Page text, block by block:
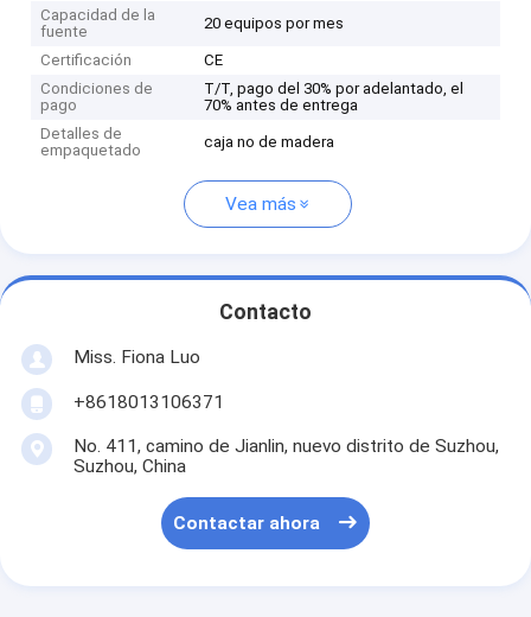
Capacidad de la
fuente
20 equipos por mes
Certificación
CE
Condiciones de
pago
T/T, pago del 30% por adelantado, el
70% antes de entrega
Detalles de
empaquetado
caja no de madera
Vea más
Contacto
Miss. Fiona Luo
+8618013106371
No. 411, camino de Jianlin, nuevo distrito de Suzhou,
Suzhou, China
Contactar ahora